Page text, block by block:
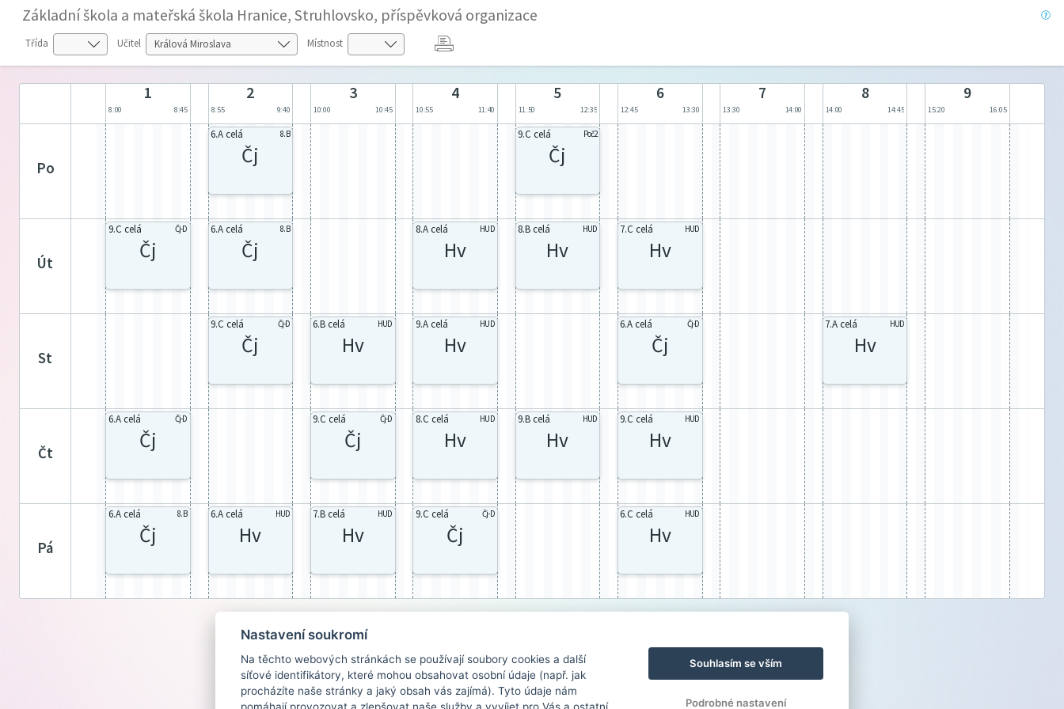
Základní škola a mateřská škola Hranice, Struhlovsko, příspěvková organizace
Třída Učitel Místnost
1
8:00 8:45
2
8:55 9:40
3
10:00 10:45
4
10:55 11:40
5
11:50 12:35
6
12:45 13:30
7
13:30 14:00
8
14:00 14:45
9
15:20 16:05
po
6.A celá 8. B
Čj
9.C celá Poč2
Čj
út
9.C celá Čj-D
Čj
6.A celá 8. B
Čj
8.A celá HUD
Hv
8.B celá HUD
Hv
7.C celá HUD
Hv
st
9.C celá Čj-D
Čj
6.B celá HUD
Hv
9.A celá HUD
Hv
6.A celá Čj-D
Čj
7.A celá HUD
Hv
čt
6.A celá Čj-D
Čj
9.C celá Čj-D
Čj
8.C celá HUD
Hv
9.B celá HUD
Hv
9.C celá HUD
Hv
pá
6.A celá 8. B
Čj
6.A celá HUD
Hv
7.B celá HUD
Hv
9.C celá Čj-D
Čj
6.C celá HUD
Hv
Nastavení soukromí
Na těchto webových stránkách se používají soubory cookies a další
síťové identifikátory, které mohou obsahovat osobní údaje (např. jak
procházíte naše stránky a jaký obsah vás zajímá). Tyto údaje nám
Souhlasím se vším
Podrobné nastavení